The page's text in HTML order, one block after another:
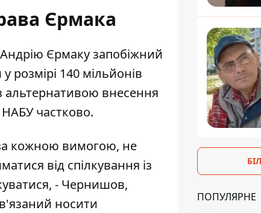
Єрмака
Єрмаку запобіжний
розмірі 140 мільйонів
внесення
частково.
кожною вимогою, не
від спілкування із
- Чернишов,
носити
ПОПУЛЯРНЕ